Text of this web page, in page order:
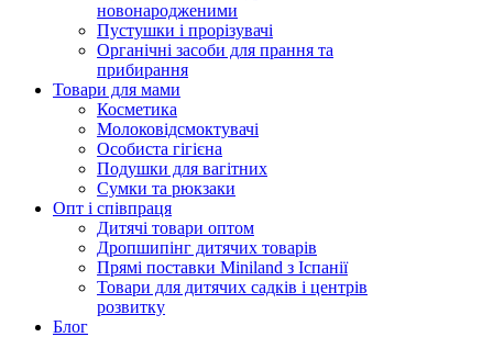
новонародженими
Пустушки і прорізувачі
Органічні засоби для прання та
прибирання
Товари для мами
Косметика
Молоковідсмоктувачі
Особиста гігієна
Подушки для вагітних
Сумки та рюкзаки
Опт і співпраця
Дитячі товари оптом
Дропшипінг дитячих товарів
Прямі поставки Miniland з Іспанії
Товари для дитячих садків і центрів
розвитку
Блог